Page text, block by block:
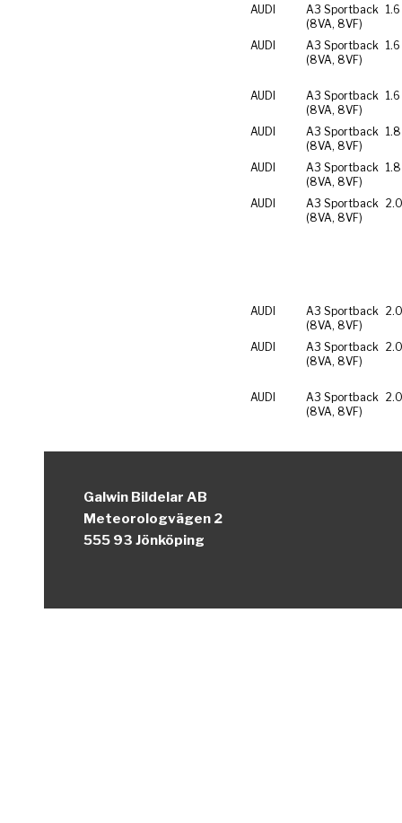
AUDI
A3 Sportback
(8VA, 8VF)
AUDI
A3 Sportback
(8VA, 8VF)
AUDI
A3 Sportback
(8VA, 8VF)
AUDI
A3 Sportback
(8VA, 8VF)
AUDI
A3 Sportback
(8VA, 8VF)
AUDI
A3 Sportback
(8VA, 8VF)
AUDI
A3 Sportback
(8VA, 8VF)
AUDI
A3 Sportback
(8VA, 8VF)
AUDI
A3 Sportback
(8VA, 8VF)
Galwin Bildelar AB
Meteorologvägen 2
555 93 Jönköping